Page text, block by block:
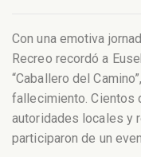
Con una emotiva
Recreo recordó a
“Caballero del
fallecimiento. Cientos
autoridades locales y
participaron de un